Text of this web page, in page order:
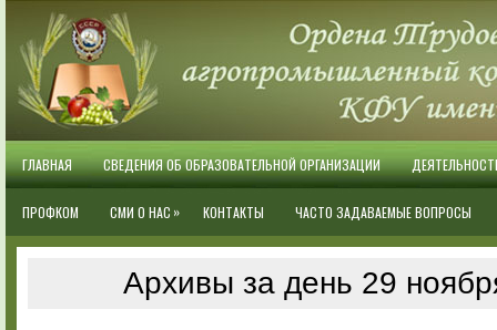
ГЛАВНАЯ СВЕДЕНИЯ ОБ ОБРАЗОВАТЕЛЬНОЙ ОРГАНИЗАЦИИ
ПРОФКОМ СМИ О НАС » КОНТАКТЫ ЧАСТО ЗАДАВАЕМЫЕ ВОПРОСЫ
Архивы за день 29